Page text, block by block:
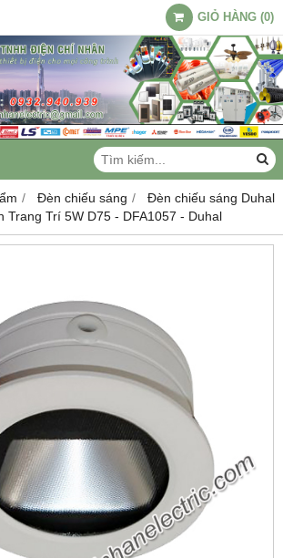
GIỎ HÀNG (0)
Đèn chiếu sáng
Đèn chiếu sáng Duhal
Trang Trí 5W D75 - DFA1057 - Duhal